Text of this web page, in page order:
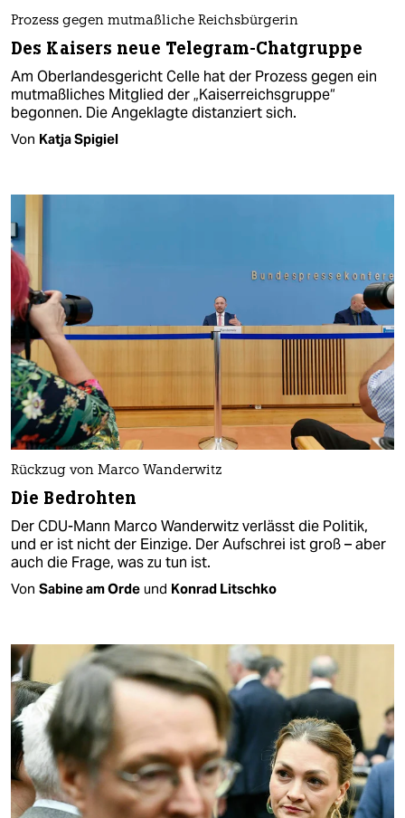
Prozess gegen mutmaßliche Reichsbürgerin
Des Kaisers neue Telegram-Chatgruppe
Am Oberlandesgericht Celle hat der Prozess gegen ein
mutmaßliches Mitglied der „Kaiserreichsgruppe“
begonnen. Die Angeklagte distanziert sich.
Von Katja Spigiel
Rückzug von Marco Wanderwitz
Die Bedrohten
Der CDU-Mann Marco Wanderwitz verlässt die Politik,
und er ist nicht der Einzige. Der Aufschrei ist groß – aber
auch die Frage, was zu tun ist.
Von Sabine am Orde und Konrad Litschko